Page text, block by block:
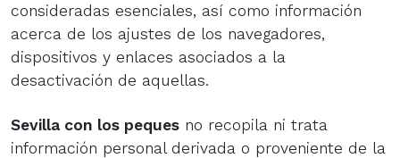
consideradas esenciales, así como información
acerca de los ajustes de los navegadores,
dispositivos y enlaces asociados a la
desactivación de aquellas.
Sevilla con los peques no recopila ni trata
información personal derivada o proveniente de la